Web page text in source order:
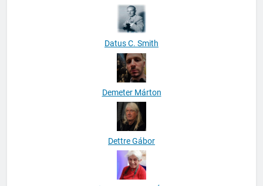
Datus C. Smith
Demeter Márton
Dettre Gábor